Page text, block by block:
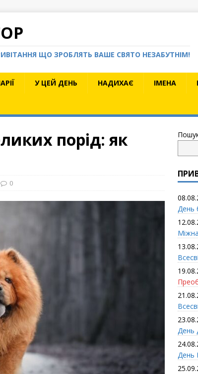
ЩО ЗРОБЛЯТЬ ВАШЕ СВЯТО НЕЗАБУТНІМ!
У ЦЕЙ ДЕНЬ НАДИХАЄ ІМЕНА
порід: як
0
День
День
День